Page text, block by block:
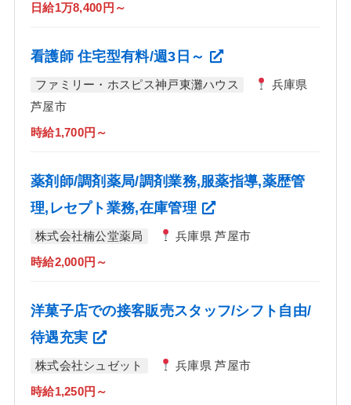
日給1万8,400円～
看護師 住宅型有料/週3日～
ファミリー・ホスピス神戸東灘ハウス
兵庫県
芦屋市
時給1,700円～
薬剤師/調剤薬局/調剤業務,服薬指導,薬歴管
理,レセプト業務,在庫管理
株式会社楠公堂薬局 兵庫県 芦屋市
時給2,000円～
洋菓子店での接客販売スタッフ/シフト自由/
待遇充実
株式会社シュゼット 兵庫県 芦屋市
時給1,250円～